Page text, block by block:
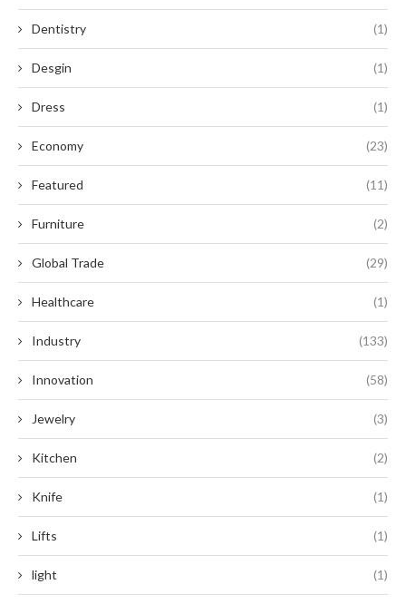
Dentistry (1)
Desgin (1)
Dress (1)
Economy (23)
Featured (11)
Furniture (2)
Global Trade (29)
Healthcare (1)
Industry (133)
Innovation (58)
Jewelry (3)
Kitchen (2)
Knife (1)
Lifts (1)
light (1)